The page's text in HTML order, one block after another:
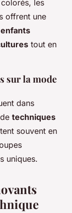
les
offrent une
enfants
tout en
sur la mode
dans
techniques
souvent en
uniques.